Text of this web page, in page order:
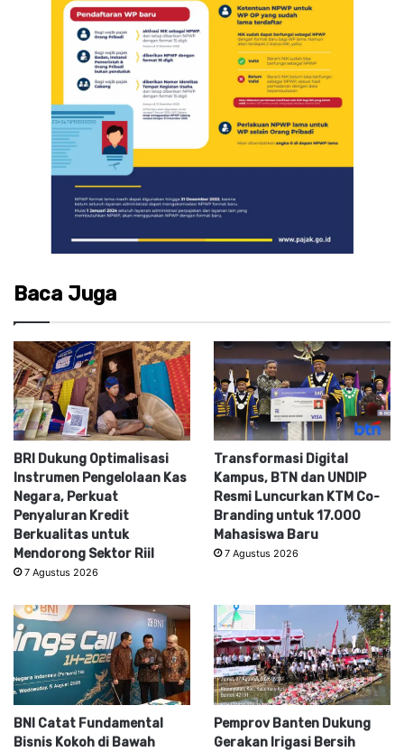
Baca Juga
BRI Dukung Optimalisasi
Instrumen Pengelolaan Kas
Negara, Perkuat
Penyaluran Kredit
Berkualitas untuk
Mendorong Sektor Riil
7 Agustus 2026
Transformasi Digital
Kampus, BTN dan UNDIP
Resmi Luncurkan KTM Co-
Branding untuk 17.000
Mahasiswa Baru
7 Agustus 2026
BNI Catat Fundamental
Bisnis Kokoh di Bawah
Pemprov Banten Dukung
Gerakan Irigasi Bersih